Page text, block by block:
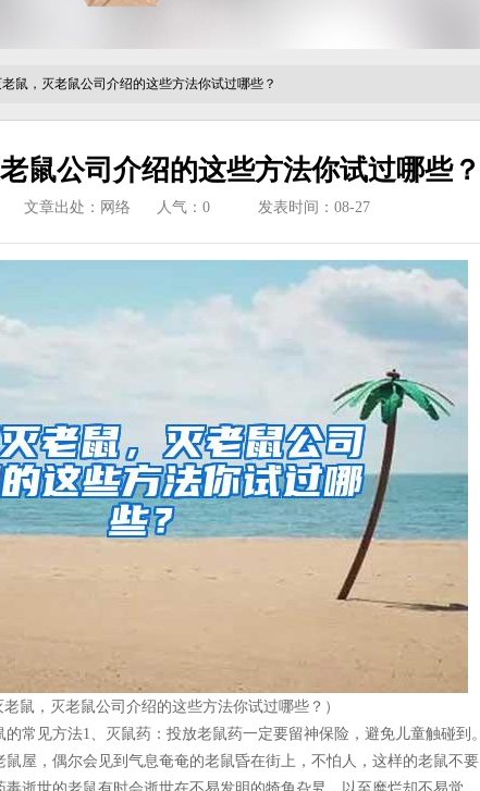
鼠，灭老鼠公司介绍的这些方法你试过哪些？
鼠公司介绍的这些方法你试过哪些？
文章出处：网络 人气： 0 发表时间：08-27
老鼠，灭老鼠公司介绍的这些方法你试过哪些？）
见方法1、灭鼠药：投放老鼠药一定要留神保险，避免儿童触碰到。
屋，偶尔会见到气息奄奄的老鼠昏在街上，不怕人，这样的老鼠不要